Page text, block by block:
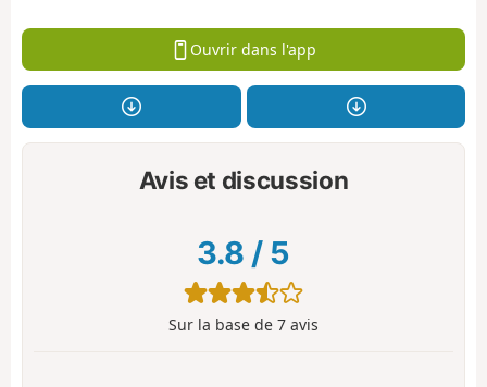
Ouvrir dans l'app
Avis et discussion
3.8 / 5
Sur la base de 7 avis